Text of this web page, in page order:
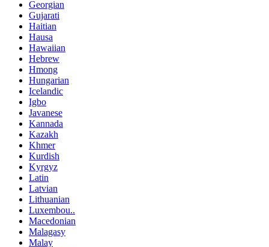
Georgian
Gujarati
Haitian
Hausa
Hawaiian
Hebrew
Hmong
Hungarian
Icelandic
Igbo
Javanese
Kannada
Kazakh
Khmer
Kurdish
Kyrgyz
Latin
Latvian
Lithuanian
Luxembou..
Macedonian
Malagasy
Malay